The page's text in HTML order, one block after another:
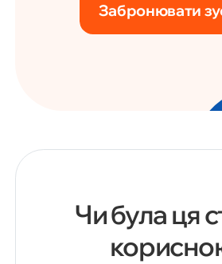
Забронювати
Чи була ця